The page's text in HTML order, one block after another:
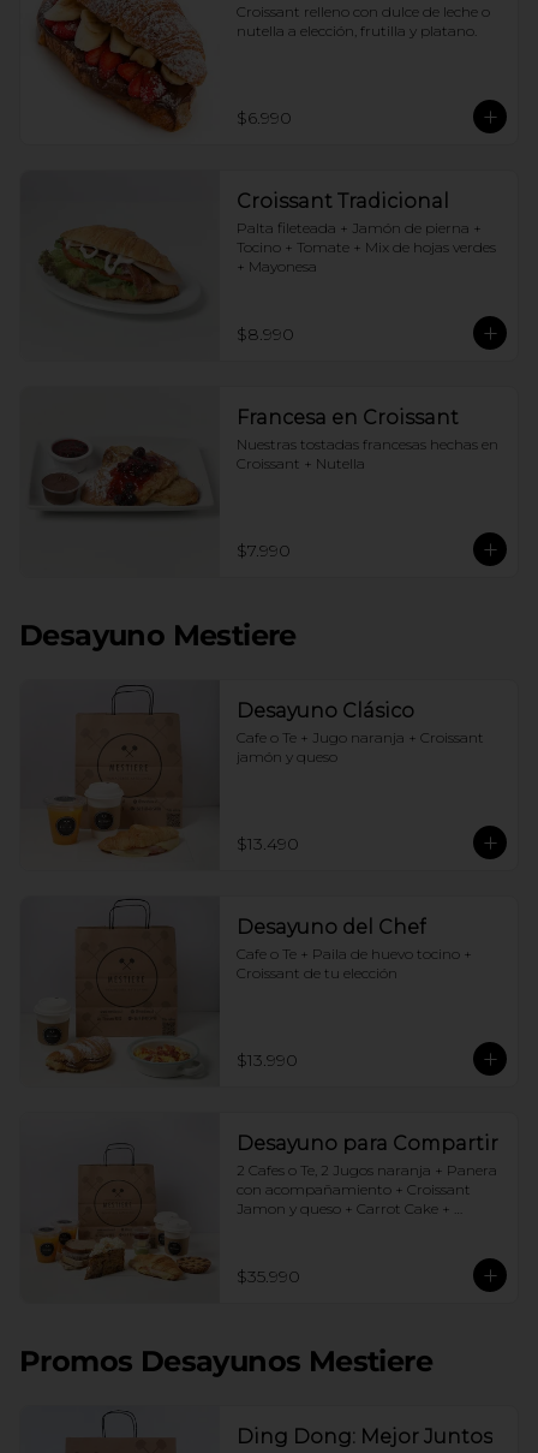
Croissant relleno con dulce de leche o
nutella a elección, frutilla y platano.
$6.990
Croissant Tradicional
Palta fileteada + Jamón de pierna +
Tocino + Tomate + Mix de hojas verdes
+ Mayonesa
$8.990
Francesa en Croissant
Nuestras tostadas francesas hechas en
Croissant + Nutella
$7.990
Desayuno Mestiere
Desayuno Clásico
Cafe o Te + Jugo naranja + Croissant
jamón y queso
$13.490
Desayuno del Chef
Cafe o Te + Paila de huevo tocino +
Croissant de tu elección
$13.990
Desayuno para Compartir
2 Cafes o Te, 2 Jugos naranja + Panera
con acompañamiento + Croissant
Jamon y queso + Carrot Cake +
$35.990
Promos Desayunos Mestiere
Ding Dong: Mejor Juntos